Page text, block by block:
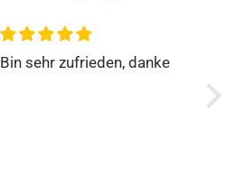
Rundum zufrieden